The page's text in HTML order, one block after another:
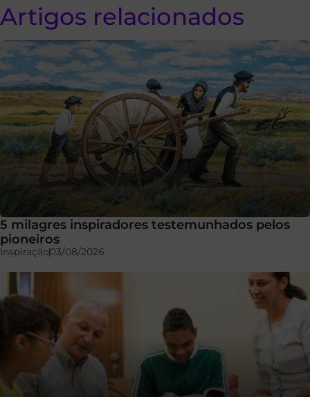
Artigos relacionados
5 milagres inspiradores testemunhados pelos
pioneiros
Inspiração03/08/2026